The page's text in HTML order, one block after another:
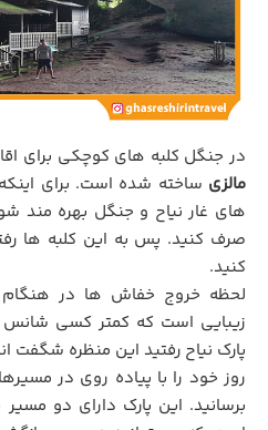
در جنگل کلبه های کوچکی برای
مالزی ساخته شده است. برای
های غار نیاح و جنگل بهره مند
صرف کنید. پس به این کلبه ها
کنید.
لحظه خروج خفاش ها در هنگام
زیبایی است که کمتر کسی شانس
پارک نیاح رفتید این منظره شگفت
روز خود را با پیاده روی در
برسانید. این پارک دارای دو